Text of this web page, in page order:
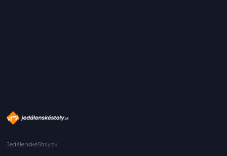
JedálenskéStoly.sk